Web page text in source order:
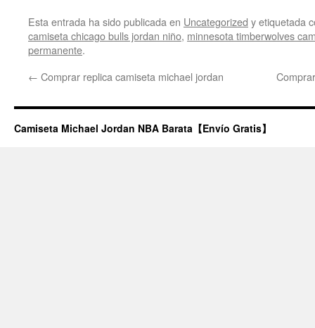
Esta entrada ha sido publicada en Uncategorized y etiquetada
camiseta chicago bulls jordan niño, minnesota timberwolves
permanente.
← Comprar replica camiseta michael jordan
Camiseta Michael Jordan NBA Barata【Envío Gratis】